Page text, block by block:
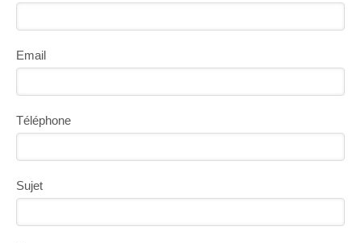
Email
Téléphone
Sujet